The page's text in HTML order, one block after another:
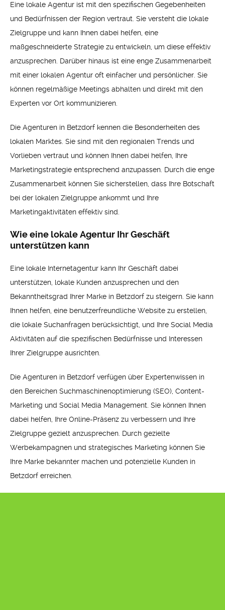
Eine lokale Agentur ist mit den spezifischen Gegebenheiten
und Bedürfnissen der Region vertraut. Sie versteht die lokale
Zielgruppe und kann Ihnen dabei helfen, eine
maßgeschneiderte Strategie zu entwickeln, um diese effektiv
anzusprechen. Darüber hinaus ist eine enge Zusammenarbeit
mit einer lokalen Agentur oft einfacher und persönlicher. Sie
können regelmäßige Meetings abhalten und direkt mit den
Experten vor Ort kommunizieren.
Die Agenturen in Betzdorf kennen die Besonderheiten des
lokalen Marktes. Sie sind mit den regionalen Trends und
Vorlieben vertraut und können Ihnen dabei helfen, Ihre
Marketingstrategie entsprechend anzupassen. Durch die enge
Zusammenarbeit können Sie sicherstellen, dass Ihre Botschaft
bei der lokalen Zielgruppe ankommt und Ihre
Marketingaktivitäten effektiv sind.
Wie eine lokale Agentur Ihr Geschäft
unterstützen kann
Eine lokale Internetagentur kann Ihr Geschäft dabei
unterstützen, lokale Kunden anzusprechen und den
Bekanntheitsgrad Ihrer Marke in Betzdorf zu steigern. Sie kann
Ihnen helfen, eine benutzerfreundliche Website zu erstellen,
die lokale Suchanfragen berücksichtigt, und Ihre Social Media
Aktivitäten auf die spezifischen Bedürfnisse und Interessen
Ihrer Zielgruppe ausrichten.
Die Agenturen in Betzdorf verfügen über Expertenwissen in
den Bereichen Suchmaschinenoptimierung (SEO), Content-
Marketing und Social Media Management. Sie können Ihnen
dabei helfen, Ihre Online-Präsenz zu verbessern und Ihre
Zielgruppe gezielt anzusprechen. Durch gezielte
Werbekampagnen und strategisches Marketing können Sie
Ihre Marke bekannter machen und potenzielle Kunden in
Betzdorf erreichen.